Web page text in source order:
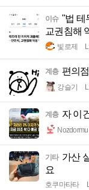
이슈 "법 테
교권침해
빛로제
계층 편의
강슬기
계층 자 이
Nozdormu
기타 가산
요
호쿠마타타